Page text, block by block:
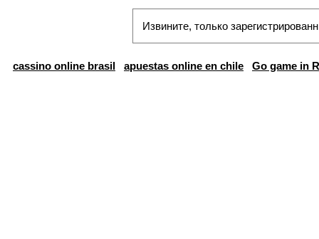
Извините, только
cassino online brasil apuestas online en chile Go game in